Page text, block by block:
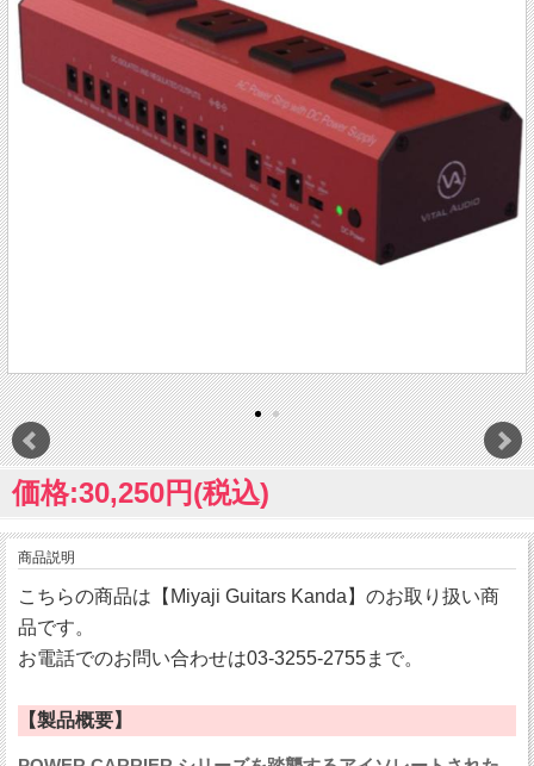
価格:30,250円(税込)
商品説明
こちらの商品は【Miyaji Guitars Kanda】のお取り扱い商
品です。
お電話でのお問い合わせは03-3255-2755まで。
【製品概要】